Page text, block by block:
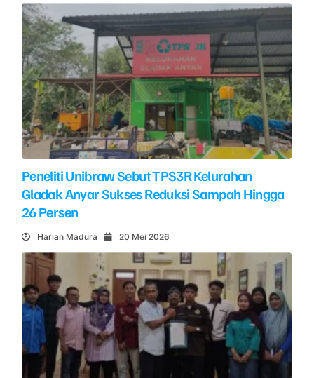
Peneliti Unibraw Sebut TPS3R Kelurahan
Gladak Anyar Sukses Reduksi Sampah Hingga
26 Persen
Harian Madura 20 Mei 2026